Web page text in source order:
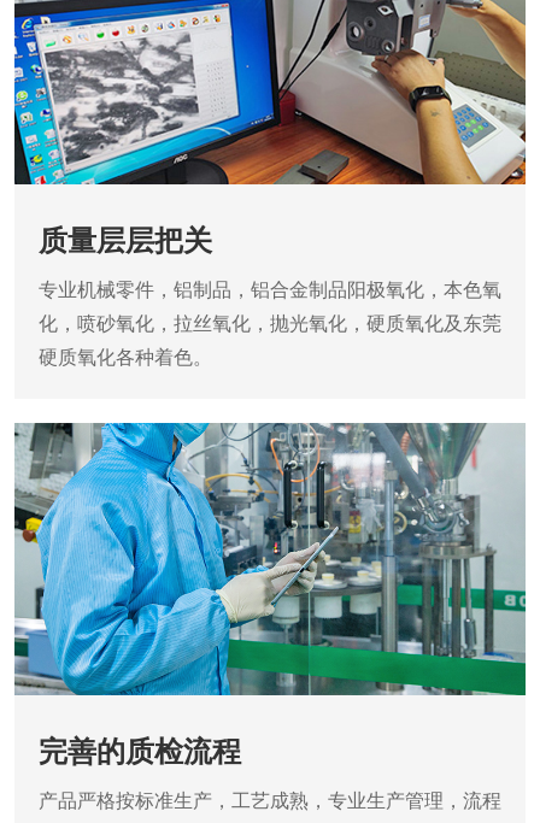
质量层层把关
专业机械零件，铝制品，铝合金制品阳极氧化，本色氧
化，喷砂氧化，拉丝氧化，抛光氧化，硬质氧化及东莞
硬质氧化各种着色。
完善的质检流程
产品严格按标准生产，工艺成熟，专业生产管理，流程